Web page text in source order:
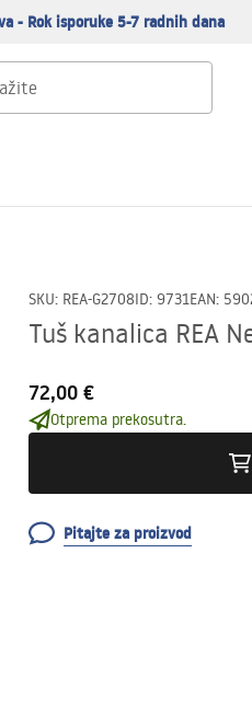
- Rok isporuke 5-7 radnih dana
SKU: REA-G2708ID: 9731EAN:
Tuš kanalica REA
72,00 €
Otprema prekosutra.
Pitajte za proizvod